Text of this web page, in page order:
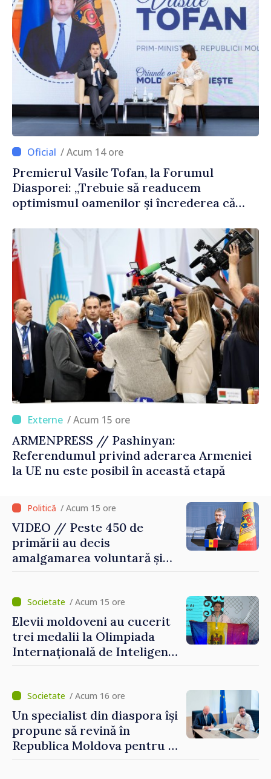
/ Acum 14 ore
Premierul Vasile Tofan, la Forumul
Diasporei: „Trebuie să readucem
optimismul oamenilor și încrederea că
corectă”
/ Acum 15 ore
ARMENPRESS // Pashinyan:
Referendumul privind aderarea Armeniei
la UE nu este posibil în această etapă
/ Acum 15 ore
VIDEO // Peste 450 de
primării au decis
amalgamarea voluntară și
Grosu: „Este important să
depășim blocajele și să dăm o
șansă localităților să se
dezvolte”
/ Acum 15 ore
Elevii moldoveni au cucerit
trei medalii la Olimpiada
Internațională de Inteligență
/ Acum 16 ore
Un specialist din diaspora își
propune să revină în
Republica Moldova pentru a